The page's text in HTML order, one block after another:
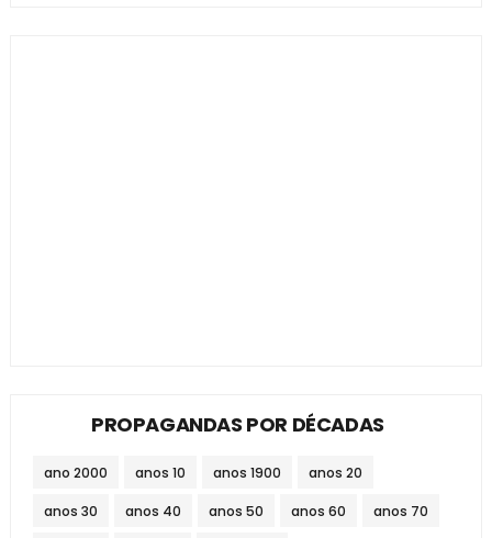
PROPAGANDAS POR DÉCADAS
ano 2000 anos 10 anos 1900 anos 20
anos 30 anos 40 anos 50 anos 60 anos 70